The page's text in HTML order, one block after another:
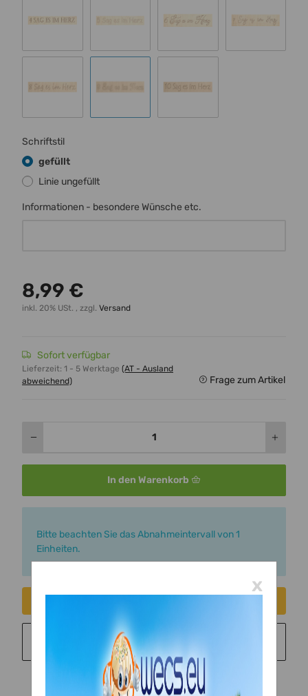
Schrift 4 Schrift 5 Schrift 6
Schriftstil
gefüllt
Linie ungefüllt
Informationen - besondere Wünsche etc.
8,99 €
inkl. 20% USt. , zzgl. Versand
Sofort verfügbar
Lieferzeit: 1 - 5 Werktage (AT - Ausland
abweichend)
Frage zum Artikel
In den Warenkorb
Bitte beachten Sie das Abnahmeintervall von 1
Einheiten.
Sie möchten in monatlichen Raten zahlen?
Informationen
x